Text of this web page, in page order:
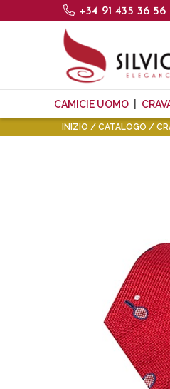
+34 91 435 36 56
CAMICIE UOMO
INIZIO CATALOGO